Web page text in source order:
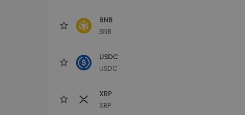
BNB
BNB
USDC
USDC
XRP
XRP